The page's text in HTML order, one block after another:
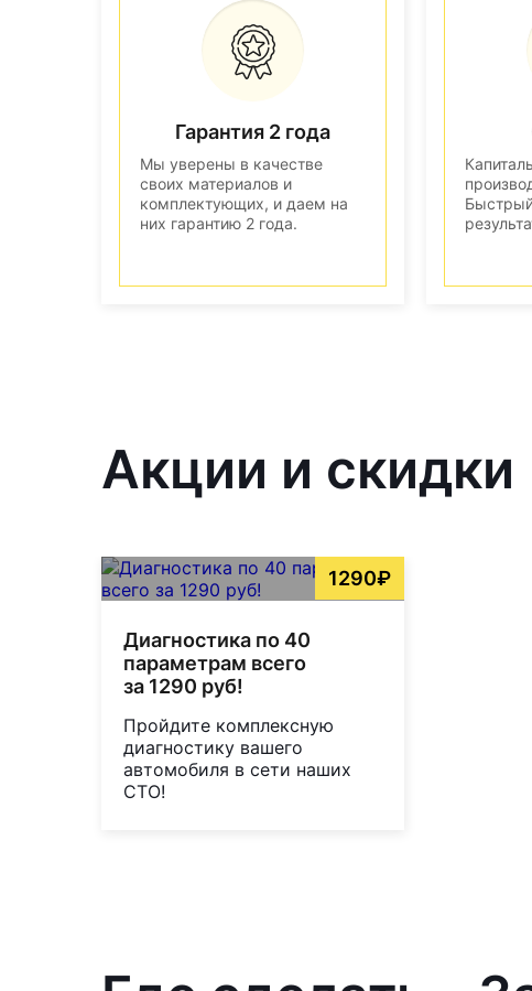
Гарантия 2 года
Мы уверены в качестве
своих материалов и
комплектующих, и даем на
них гарантию 2 года.
Акции и скидки
1290₽
Диагностика по 40
параметрам всего
за 1290 руб!
Пройдите комплексную
диагностику вашего
автомобиля в сети наших
СТО!